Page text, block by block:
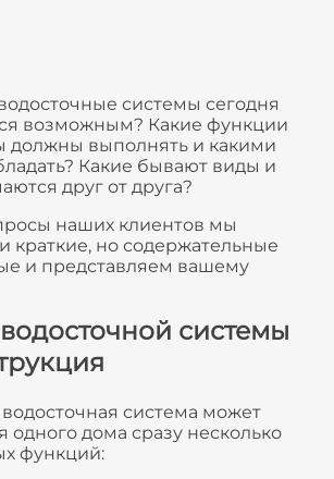
системы сегодня
возможным? Какие функции
должны выполнять и какими
Какие бывают виды и
друг от друга?
наших клиентов мы
краткие, но содержательные
и представляем вашему
системы
система может
одного дома сразу несколько
функций: